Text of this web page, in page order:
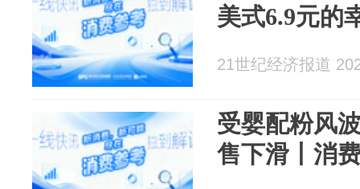
美式6.9元的
21世纪经济报道
受婴配粉风
售下滑丨消